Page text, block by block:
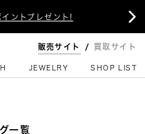
ントプレゼント! 
販売サイト 買取サイト
JEWELRY SHOP LIST
一覧